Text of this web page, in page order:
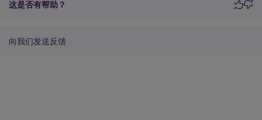
这是否有帮助？
向我们发送反馈